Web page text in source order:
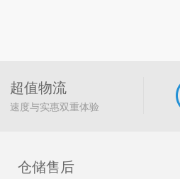
超值物流
速度与实惠双重体验
仓储售后